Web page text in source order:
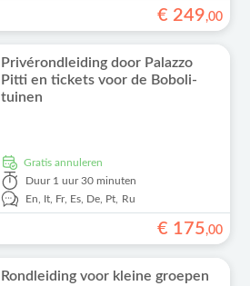
€ 249,00
Privérondleiding door Palazzo
Pitti en tickets voor de Boboli-
tuinen
Gratis annuleren
Duur 1 uur 30 minuten
En,
It, Fr, Es, De, Pt, Ru
€ 175,00
Rondleiding voor kleine groepen